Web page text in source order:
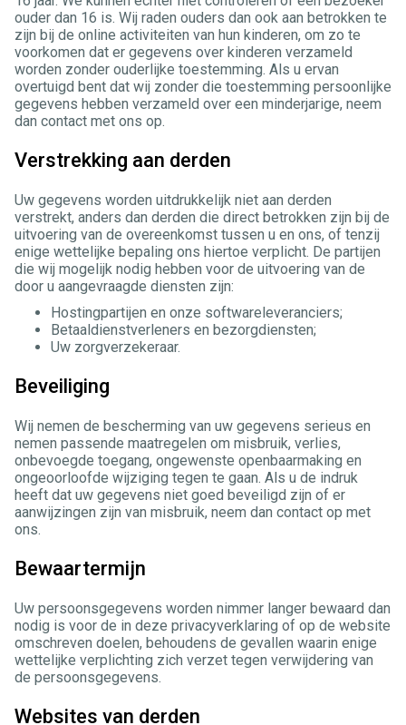
ouder dan 16 is. Wij raden ouders dan ook aan betrokken te
zijn bij de online activiteiten van hun kinderen, om zo te
voorkomen dat er gegevens over kinderen verzameld
worden zonder ouderlijke toestemming. Als u ervan
overtuigd bent dat wij zonder die toestemming persoonlijke
gegevens hebben verzameld over een minderjarige, neem
dan contact met ons op.
Verstrekking aan derden
Uw gegevens worden uitdrukkelijk niet aan derden
verstrekt, anders dan derden die direct betrokken zijn bij de
uitvoering van de overeenkomst tussen u en ons, of tenzij
enige wettelijke bepaling ons hiertoe verplicht. De partijen
die wij mogelijk nodig hebben voor de uitvoering van de
door u aangevraagde diensten zijn:
Hostingpartijen en onze softwareleveranciers;
Betaaldienstverleners en bezorgdiensten;
Uw zorgverzekeraar.
Beveiliging
Wij nemen de bescherming van uw gegevens serieus en
nemen passende maatregelen om misbruik, verlies,
onbevoegde toegang, ongewenste openbaarmaking en
ongeoorloofde wijziging tegen te gaan. Als u de indruk
heeft dat uw gegevens niet goed beveiligd zijn of er
aanwijzingen zijn van misbruik, neem dan contact op met
ons.
Bewaartermijn
Uw persoonsgegevens worden nimmer langer bewaard dan
nodig is voor de in deze privacyverklaring of op de website
omschreven doelen, behoudens de gevallen waarin enige
wettelijke verplichting zich verzet tegen verwijdering van
de persoonsgegevens.
Websites van derden